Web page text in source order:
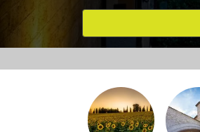
Attività preferite